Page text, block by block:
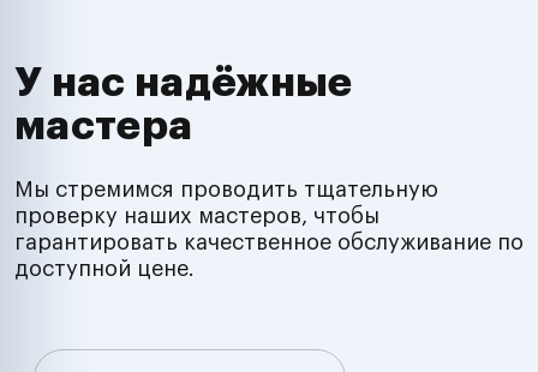
У нас надёжные
мастера
Мы стремимся проводить тщательную
проверку наших мастеров, чтобы
гарантировать качественное обслуживание по
доступной цене.